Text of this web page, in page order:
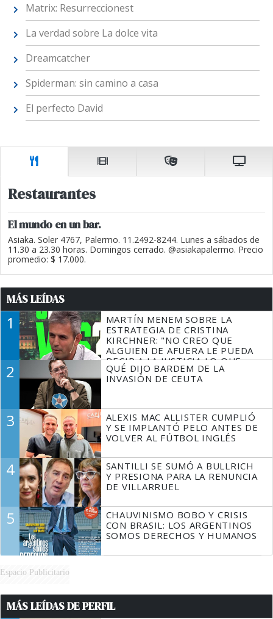
Matrix: Resurreccionest
La verdad sobre La dolce vita
Dreamcatcher
Spiderman: sin camino a casa
El perfecto David
Restaurantes
El mundo en un bar.
Asiaka. Soler 4767, Palermo. 11.2492-8244. Lunes a sábados de
11.30 a 23.30 horas. Domingos cerrado. @asiakapalermo. Precio
promedio: $ 17.000.
MÁS LEÍDAS
1
MARTÍN MENEM SOBRE LA
ESTRATEGIA DE CRISTINA
KIRCHNER: "NO CREO QUE
ALGUIEN DE AFUERA LE PUEDA
DECIR A LA JUSTICIA LO QUE
TIENE QUE HACER"
2
QUÉ DIJO BARDEM DE LA
INVASIÓN DE CEUTA
3
ALEXIS MAC ALLISTER CUMPLIÓ
Y SE IMPLANTÓ PELO ANTES DE
VOLVER AL FÚTBOL INGLÉS
4
SANTILLI SE SUMÓ A BULLRICH
Y PRESIONA PARA LA RENUNCIA
DE VILLARRUEL
5
CHAUVINISMO BOBO Y CRISIS
CON BRASIL: LOS ARGENTINOS
SOMOS DERECHOS Y HUMANOS
Espacio Publicitario
MÁS LEÍDAS DE PERFIL